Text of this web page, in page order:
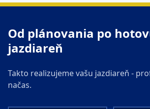
Od plánovania po
jazdiareň
Takto realizujeme vašu jazdiareň -
načas.